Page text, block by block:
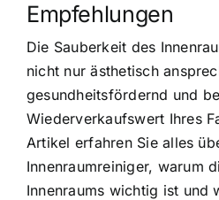
Empfehlungen
Die Sauberkeit des
nicht nur ästhetisch
gesundheitsfördernd und
Wiederverkaufswert Ihres
Artikel erfahren Sie alles
Innenraumreiniger, warum
Innenraums wichtig ist und